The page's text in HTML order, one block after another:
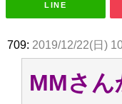
ふぇどみ！ / 【悲報】呪
ふぇどみ！ / 【画像】ス
ふぇどみ！ / 【悲報】母
かけまくったうちの息子が
Powered by livedoor
LINE
709: 2019/12/22(日)
MMさん